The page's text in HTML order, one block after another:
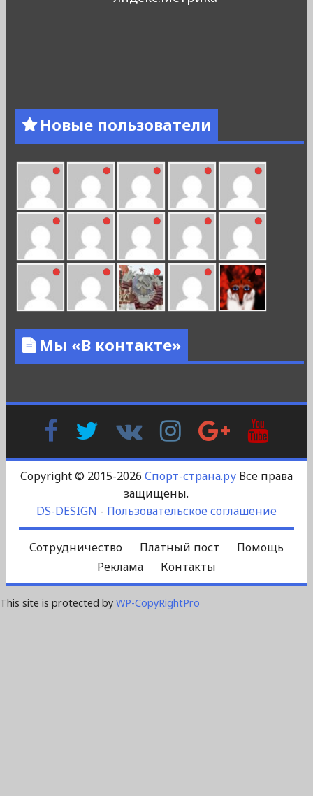
Новые пользователи
Мы «В контакте»
FacebookTwitter
Контакте
InstagramGoogle
Plus
Copyright © 2015-2026 Спорт-страна.руВсе права
защищены.
DS-DESIGN - Пользовательское соглашение
Сотрудничество Платный пост
Помощь
Реклама
Контакты
This site is protected by WP-CopyRightPro